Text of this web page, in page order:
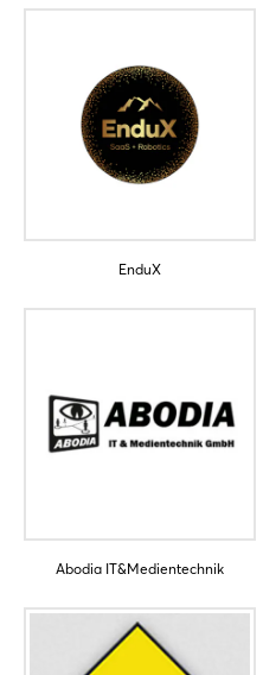
EnduX
Abodia IT&Medientechnik
Passwort
Jetzt